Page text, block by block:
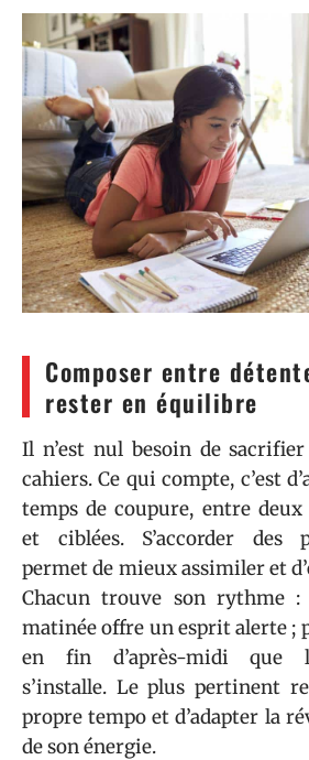
Composer entre
rester en équilibre
Il n’est nul besoin de
cahiers. Ce qui compte, c’est
temps de coupure, entre deux
et ciblées. S’accorder des
permet de mieux assimiler et
Chacun trouve son rythme
matinée offre un esprit alerte ;
en fin d’après-midi que
s’installe. Le plus pertinent
propre tempo et d’adapter la
de son énergie.